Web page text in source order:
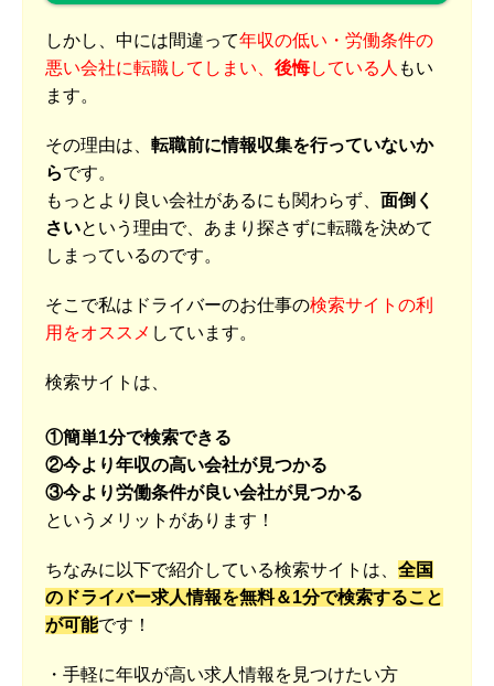
しかし、中には間違って年収の低い・労働条件の
悪い会社に転職してしまい、 後悔している人 もい
ます。
その理由は、 転職前に情報収集を行っていないか
らです。
もっとより良い会社があるにも関わらず、 面倒く
さいという理由で、あまり探さずに転職を決めて
しまっているのです。
そこで私はドライバーのお仕事の検索サイトの利
用をオススメ しています。
検索サイトは、
①簡単1分で検索できる
②今より年収の高い会社が見つかる
③今より労働条件が良い会社が見つかる
というメリットがあります！
ちなみに以下で紹介している検索サイトは、 全国
のドライバー求人情報を無料＆1分で検索すること
が可能です！
・手軽に年収が高い求人情報を見つけたい方